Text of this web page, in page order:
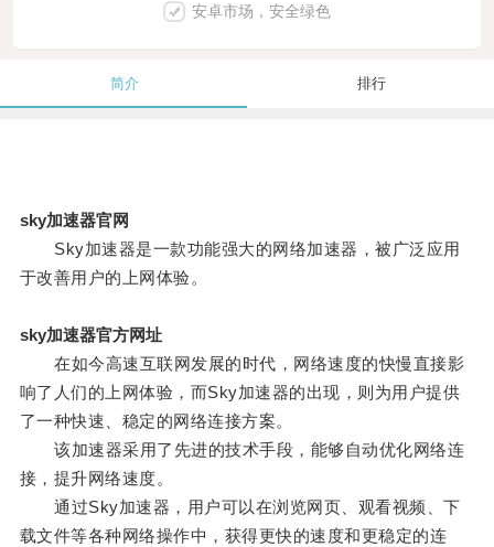
安卓市场，安全绿色
简介 排行
sky加速器官网
Sky加速器是一款功能强大的网络加速器，被广泛应用
于改善用户的上网体验。
sky加速器官方网址
在如今高速互联网发展的时代，网络速度的快慢直接影
响了人们的上网体验，而Sky加速器的出现，则为用户提供
了一种快速、稳定的网络连接方案。
该加速器采用了先进的技术手段，能够自动优化网络连
接，提升网络速度。
通过Sky加速器，用户可以在浏览网页、观看视频、下
载文件等各种网络操作中，获得更快的速度和更稳定的连